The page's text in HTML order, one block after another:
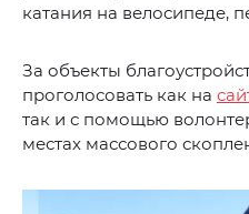
катания на велосипеде,
За объекты
проголосовать как на
так и с помощью
местах массового